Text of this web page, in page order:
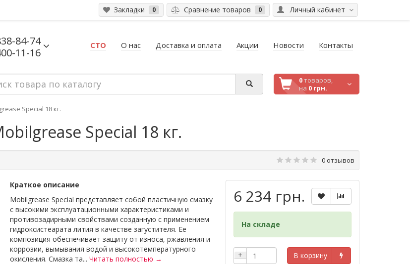
Личный кабинет
Закладки 0 Сравнение товаров 0
84-74
11-16
СТО О нас Доставка и оплата Акции Новости Контакты
0товаров,
на 0 грн.
Special 18 кг.
Special 18 кг.
0 отзывов
Краткое описание
Mobilgrease Special представляет собой пластичную смазку
с высокими эксплуатационными характеристиками и
противозадирными свойствами созданную с применением
гидроксистеарата лития в качестве загустителя. Ее
композиция обеспечивает защиту от износа, ржавления и
коррозии, вымывания водой и высокотемпературного
окисления. Смазка та... Читать полностью →
6 234 грн.
На складе
+ В корзину